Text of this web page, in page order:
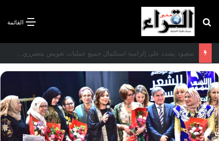
القائمة بحث عن